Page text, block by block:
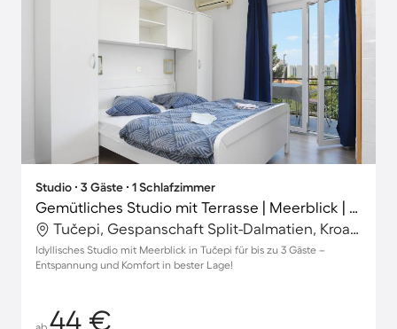
Studio ∙ 3 Gäste ∙ 1 Schlafzimmer
Gemütliches Studio mit Terrasse | Meerblick | Nah am Strand
Tučepi, Gespanschaft Split-Dalmatien, Kroatien
Idyllisches Studio mit Meerblick in Tučepi für bis zu 3 Gäste –
Entspannung und Komfort in bester Lage!
44 €